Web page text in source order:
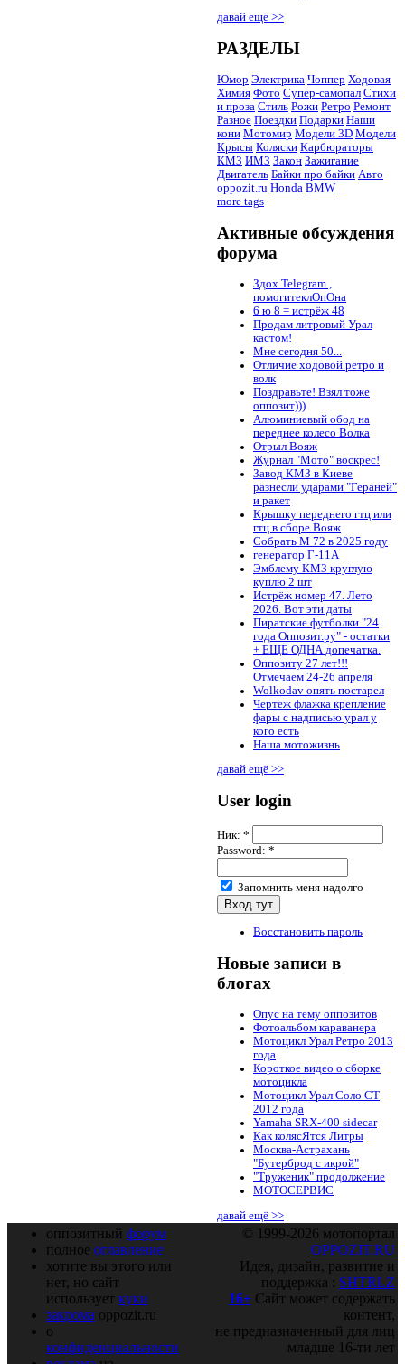
давай ещё >>
РАЗДЕЛЫ
Юмор Электрика Чоппер Ходовая
Химия Фото Супер-самопал Стихи
и проза Стиль Рожи Ретро Ремонт
Разное Поездки Подарки Наши
кони Мотомир Модели 3D Модели
Крысы Коляски Карбюраторы
КМЗ ИМЗ Закон Зажигание
Двигатель Байки про байки Авто
oppozit.ru Honda BMW
more tags
Активные обсуждения
форума
Здох Telegram ,
помогитеклОпОна
6 ю 8 = истрёж 48
Продам литровый Урал
кастом!
Мне сегодня 50...
Отличие ходовой ретро и
волк
Поздравьте! Взял тоже
оппозит)))
Алюминиевый обод на
переднее колесо Волка
Отрыл Вояж
Журнал "Мото" воскрес!
Завод КМЗ в Киеве
разнесли ударами "Гераней"
и ракет
Крышку переднего гтц или
гтц в сборе Вояж
Собрать М 72 в 2025 году
генератор Г-11А
Эмблему КМЗ круглую
куплю 2 шт
Истрёж номер 47. Лето
2026. Вот эти даты
Пиратские футболки "24
года Оппозит.ру" - остатки
+ ЕЩЁ ОДНА допечатка.
Оппозиту 27 лет!!!
Отмечаем 24-26 апреля
Wolkodav опять постарел
Чертеж флажка крепление
фары с надписью урал у
кого есть
Наша мотожизнь
давай ещё >>
User login
Ник: *
Password: *
Запомнить меня надолго
Восстановить пароль
Новые записи в
блогах
Опус на тему оппозитов
Фотоальбом караванера
Мотоцикл Урал Ретро 2013
года
Короткое видео о сборке
мотоцикла
Мотоцикл Урал Соло СТ
2012 года
Yamaha SRX-400 sidecar
Как колясЯтся Литры
Москва-Астрахань
"Бутерброд с икрой"
"Труженик" продолжение
МОТОСЕРВИС
давай ещё >>
оппозитный форум
полное оглавление
хотите вы этого или
нет, но сайт
использует куки
закрома oppozit.ru
о
конфиденциальности
© 1999-2026 мотопортал
OPPOZIT.RU
Идея, дизайн, развитие и
поддержка : SHTRLZ
16+ Сайт может содержать
контент,
не предназначенный для лиц
младше 16-ти лет